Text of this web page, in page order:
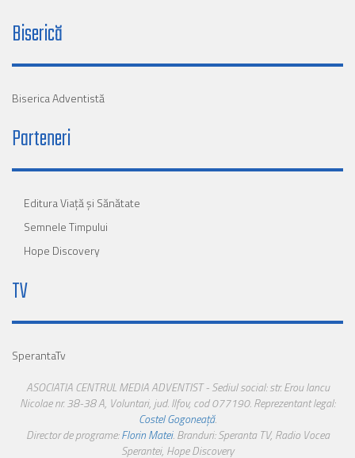
Biserică
Biserica Adventistă
Parteneri
Editura Viaţă şi Sănătate
Semnele Timpului
Hope Discovery
TV
SperantaTv
ASOCIATIA CENTRUL MEDIA ADVENTIST - Sediul social: str. Erou Iancu
Nicolae nr. 38-38 A, Voluntari, jud. Ilfov, cod 077190. Reprezentant legal:
Costel Gogoneață.
Director de programe:Florin Matei. Branduri: Speranta TV, Radio Vocea
Sperantei, Hope Discovery